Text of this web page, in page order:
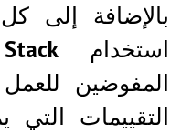
بالإضافة إلى
استخدام
المفوضين
التقييمات